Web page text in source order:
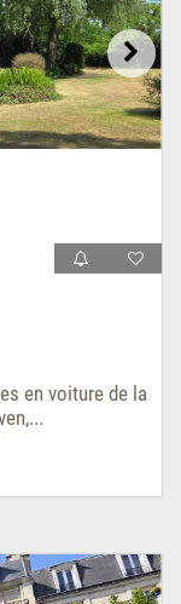
en voiture de la